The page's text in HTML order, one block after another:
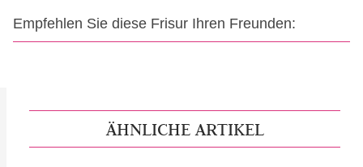
Empfehlen Sie diese Frisur Ihren Freunden:
ÄHNLICHE ARTIKEL